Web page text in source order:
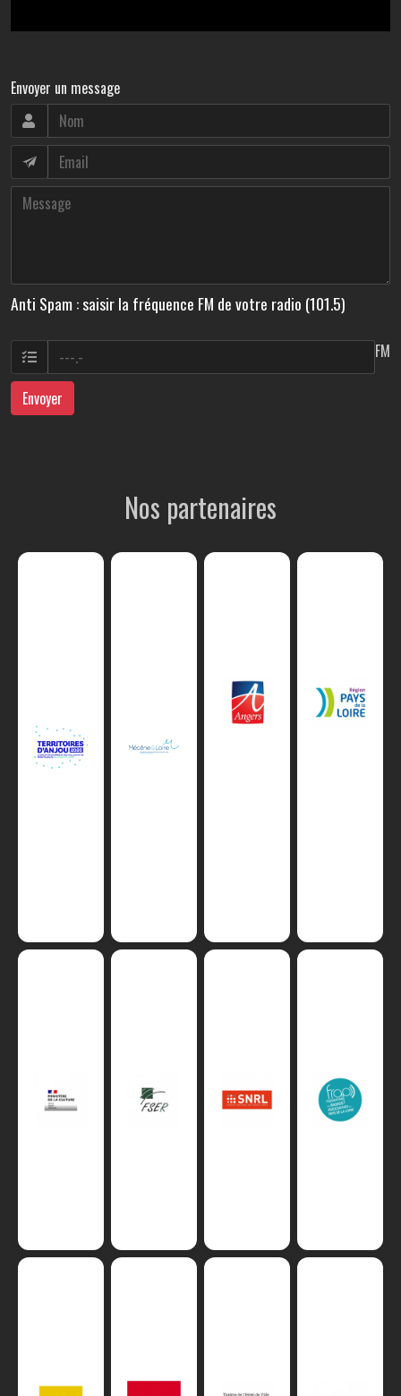
Envoyer un message
Anti Spam : saisir la fréquence FM de votre radio (101.5)
FM
Envoyer
Nos partenaires